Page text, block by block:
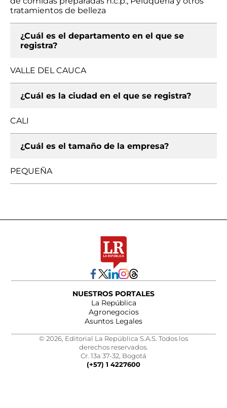
tratamientos de belleza
¿Cuál es el departamento en el que se
registra?
VALLE DEL CAUCA
¿Cuál es la ciudad en el que se registra?
CALI
¿Cuál es el tamaño de la empresa?
PEQUEÑA
NUESTROS PORTALES
La República
Agronegocios
Asuntos Legales
© 2026, Editorial La República S.A.S. Todos los
derechos reservados.
Cr. 13a 37-32, Bogotá
(+57) 1 4227600